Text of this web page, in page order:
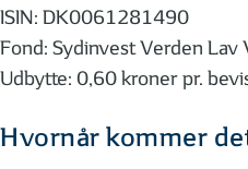
ISIN: DK0061281490
Fond: Sydinvest Verden Lav
Udbytte: 0,60 kroner pr.
Hvornår kommer